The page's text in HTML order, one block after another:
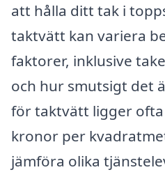
att hålla ditt tak i
taktvätt kan variera
faktorer, inklusive
och hur smutsigt det
för taktvätt ligger ofta
kronor per
jämföra olika